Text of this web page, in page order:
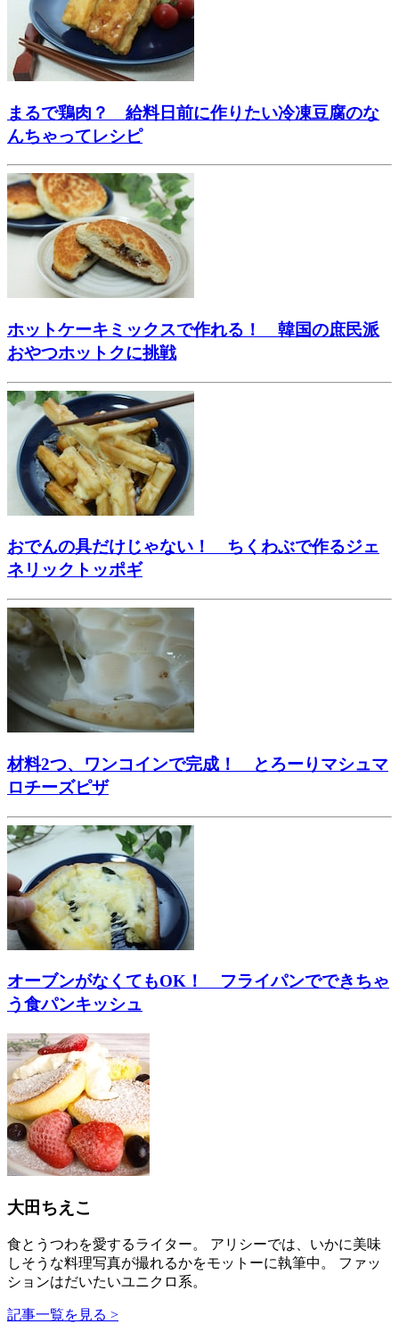
まるで鶏肉？ 給料日前に作りたい冷凍豆腐のな
んちゃってレシピ
ホットケーキミックスで作れる！ 韓国の庶民派
おやつホットクに挑戦
おでんの具だけじゃない！ ちくわぶで作るジェ
ネリックトッポギ
材料2つ、ワンコインで完成！ とろーりマシュマ
ロチーズピザ
オーブンがなくてもOK！ フライパンでできちゃ
う食パンキッシュ
大田ちえこ
食とうつわを愛するライター。 アリシーでは、いかに美味
しそうな料理写真が撮れるかをモットーに執筆中。 ファッ
ションはだいたいユニクロ系。
記事一覧を見る >